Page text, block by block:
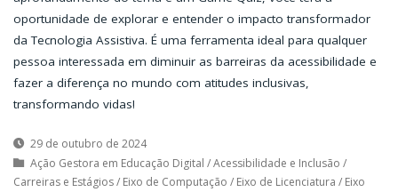
oportunidade de explorar e entender o impacto transformador
da Tecnologia Assistiva. É uma ferramenta ideal para qualquer
pessoa interessada em diminuir as barreiras da acessibilidade e
fazer a diferença no mundo com atitudes inclusivas,
transformando vidas!
29 de outubro de 2024
Ação Gestora em Educação Digital /Acessibilidade e Inclusão /
Carreiras e Estágios/ Eixo de Computação / Eixo de Licenciatura / Eixo